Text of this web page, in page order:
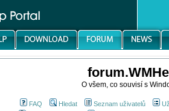
O všem, co souvisí s
FAQ Hledat Seznam uživatelů